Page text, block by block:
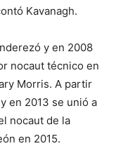
Kavanagh.
y en 2008
nocaut técnico en
Morris. A partir
en 2013 se unió a
nocaut de la
en 2015.